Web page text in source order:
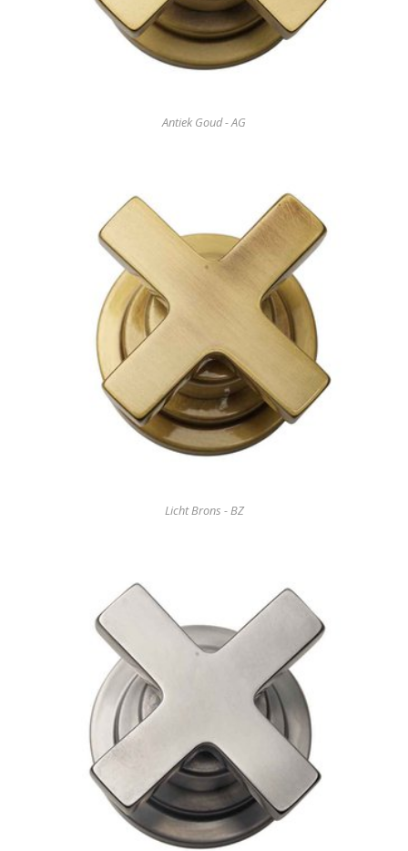
Antiek Goud - AG
Licht Brons - BZ